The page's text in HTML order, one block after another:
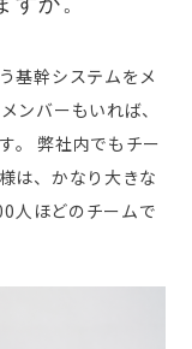
基幹システムをメ
ンバーもいれば、
。 弊社内でもチー
は、かなり大きな
人ほどのチームで